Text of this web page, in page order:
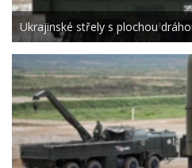
Ukrajinské střely s plochou